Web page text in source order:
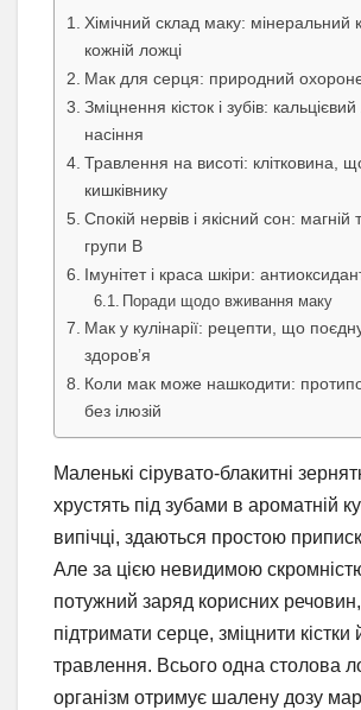
Хімічний склад маку: мінеральний
кожній ложці
Мак для серця: природний
Зміцнення кісток і зубів:
насіння
Травлення на висоті: клітковина,
кишківнику
Спокій нервів і якісний сон: магній
групи B
Імунітет і краса шкіри:
Поради щодо вживання маку
Мак у кулінарії: рецепти, що
здоров’я
Коли мак може нашкодити:
без ілюзій
Маленькі сірувато-блакитні
хрустять під зубами в ароматній
випічці, здаються простою
Але за цією невидимою
потужний заряд корисних
підтримати серце, зміцнити кістки
травлення. Всього одна столова
організм отримує шалену дозу